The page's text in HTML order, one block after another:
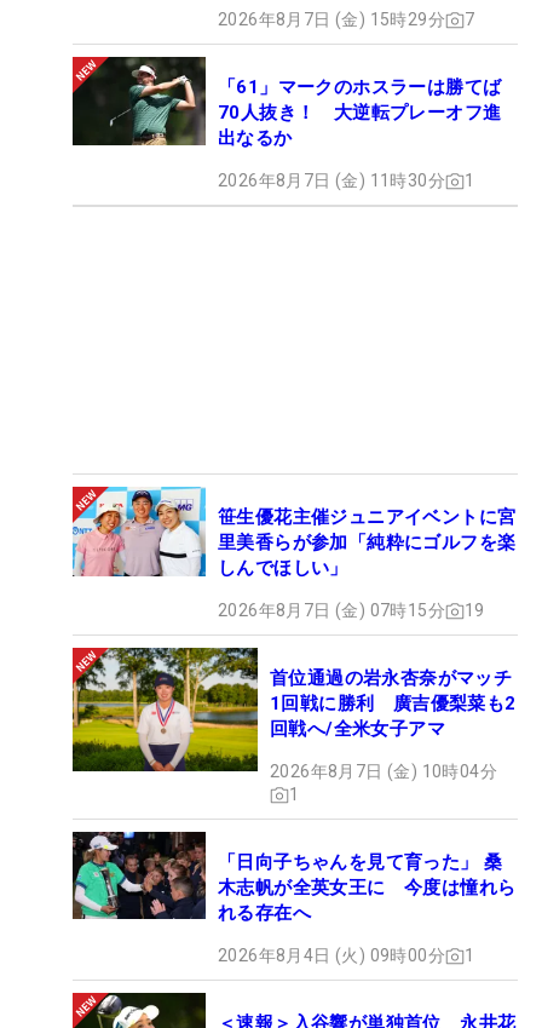
2026年8月7日 (金) 15時29分 7
「61」マークのホスラーは勝てば
70人抜き！ 大逆転プレーオフ進
出なるか
2026年8月7日 (金) 11時30分 1
笹生優花主催ジュニアイベントに宮
里美香らが参加「純粋にゴルフを楽
しんでほしい」
2026年8月7日 (金) 07時15分 19
首位通過の岩永杏奈がマッチ
1回戦に勝利 廣吉優梨菜も2
回戦へ/全米女子アマ
2026年8月7日 (金) 10時04分
1
「日向子ちゃんを見て育った」 桑
木志帆が全英女王に 今度は憧れら
れる存在へ
2026年8月4日 (火) 09時00分 1
＜速報＞入谷響が単独首位 永井花